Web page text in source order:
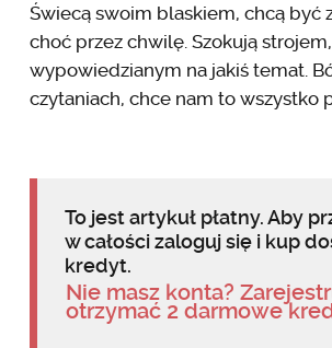
Świecą swoim blaskiem, chcą być
choć przez chwilę. Szokują
wypowiedzianym na jakiś temat.
czytaniach, chce nam to wszystko
To jest artykuł płatny. Aby
w całości zaloguj się i kup
kredyt.
Nie masz konta?
otrzymać 2 darmowe